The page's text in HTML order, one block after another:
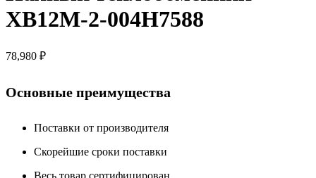
XB12M-2-004H7588
78,980 ₽
Основные преимущества
Поставки от производителя
Скорейшие сроки поставки
Весь товар сертифицирован